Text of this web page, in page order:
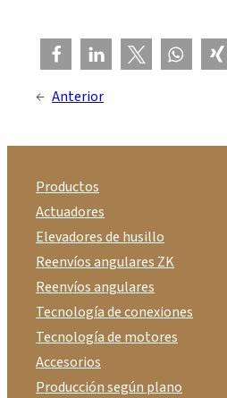
← Anterior
Productos
Actuadores
Elevadores de husillo
Reenvíos angulares ZK
Reenvíos angulares
Tecnología de conexiones
Tecnología de motores
Accesorios
Producción según plano